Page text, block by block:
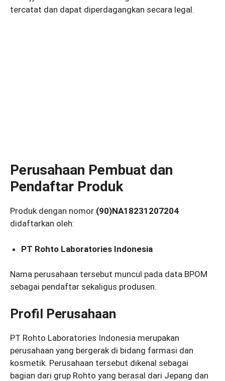
tercatat dan dapat diperdagangkan secara legal.
Perusahaan Pembuat dan
Pendaftar Produk
Produk dengan nomor (90)NA18231207204
didaftarkan oleh:
PT Rohto Laboratories Indonesia
Nama perusahaan tersebut muncul pada data BPOM
sebagai pendaftar sekaligus produsen.
Profil Perusahaan
PT Rohto Laboratories Indonesia merupakan
perusahaan yang bergerak di bidang farmasi dan
kosmetik. Perusahaan tersebut dikenal sebagai
bagian dari grup Rohto yang berasal dari Jepang dan